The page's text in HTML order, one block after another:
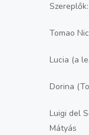
Szereplők:
Tomao
Lucia (a
Dorina
Luigi del
Mátyás